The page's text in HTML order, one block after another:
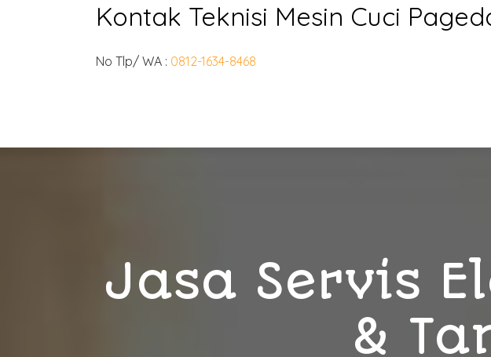
Kontak Teknisi Mesin Cuci
No Tlp/ WA : 0812-1634-8468
Jasa Servis
&